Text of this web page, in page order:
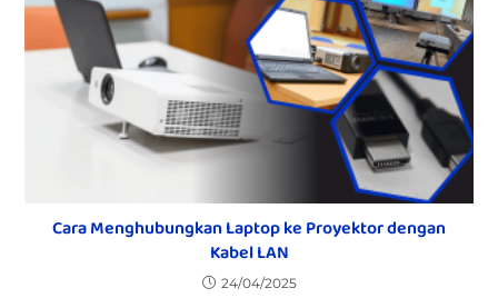
Cara Menghubungkan Laptop ke Proyektor dengan
Kabel LAN
24/04/2025